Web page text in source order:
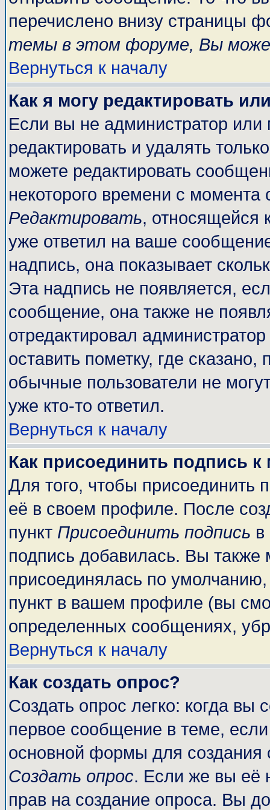
перечислено внизу страницы
темы в этом форуме, Вы
Вернуться к началу
Как я могу редактировать
Если вы не администратор
редактировать и удалять
можете редактировать
некоторого времени с
Редактировать, относящейся
уже ответил на ваше
надпись, она показывает
Эта надпись не появляется,
сообщение, она также не
отредактировал
оставить пометку, где
обычные пользователи не
уже кто-то ответил.
Вернуться к началу
Как присоединить подпись
Для того, чтобы присоединить
её в своем профиле. После
пункт Присоединить подпись
подпись добавилась. Вы также
присоединялась по
пункт в вашем профиле (вы
определенных сообщениях,
Вернуться к началу
Как создать опрос?
Создать опрос легко: когда вы
первое сообщение в теме,
основной формы для
Создать опрос. Если же вы её
прав на создание опроса. Вы